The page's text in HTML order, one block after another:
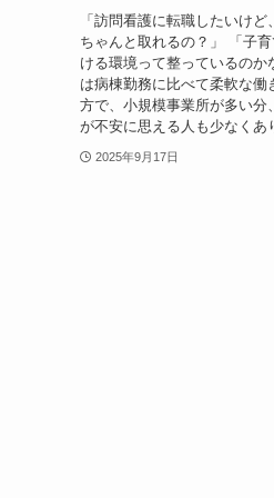
「訪問看護に転職したいけ
ちゃんと取れるの？」 「子
ける環境って整っているのか
は病棟勤務に比べて柔軟な働
方で、小規模事業所が多い分
が不安に思える人も少なくあ
2025年9月17日